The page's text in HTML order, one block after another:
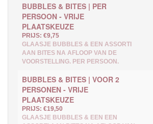
BUBBLES & BITES | PER
PERSOON - VRIJE
PLAATSKEUZE
PRIJS: €9,75
GLAASJE BUBBLES & EEN ASSORTI
AAN BITES NA AFLOOP VAN DE
VOORSTELLING. PER PERSOON.
BUBBLES & BITES | VOOR 2
PERSONEN - VRIJE
PLAATSKEUZE
PRIJS: €19,50
GLAASJE BUBBLES & EEN EEN